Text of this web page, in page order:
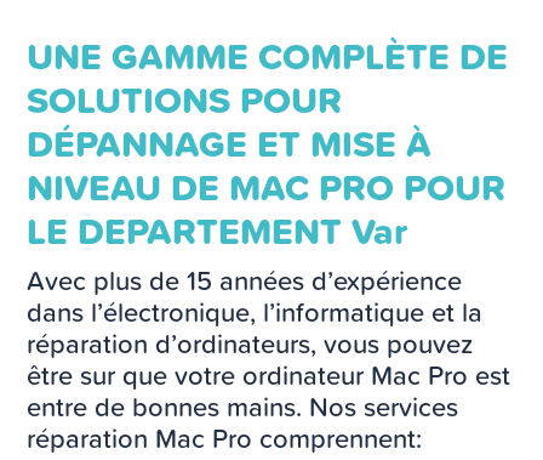
UNE GAMME COMPLÈTE DE
SOLUTIONS POUR
DÉPANNAGE ET MISE À
NIVEAU DE MAC PRO POUR
LE DEPARTEMENT Var
Avec plus de 15 années d’expérience
dans l’électronique, l’informatique et la
réparation d’ordinateurs, vous pouvez
être sur que votre ordinateur Mac Pro est
entre de bonnes mains. Nos services
réparation Mac Pro comprennent: